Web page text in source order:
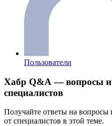
Пользователи
Хабр Q&A — вопросы и
специалистов
Получайте ответы на
от специалистов в этой теме.